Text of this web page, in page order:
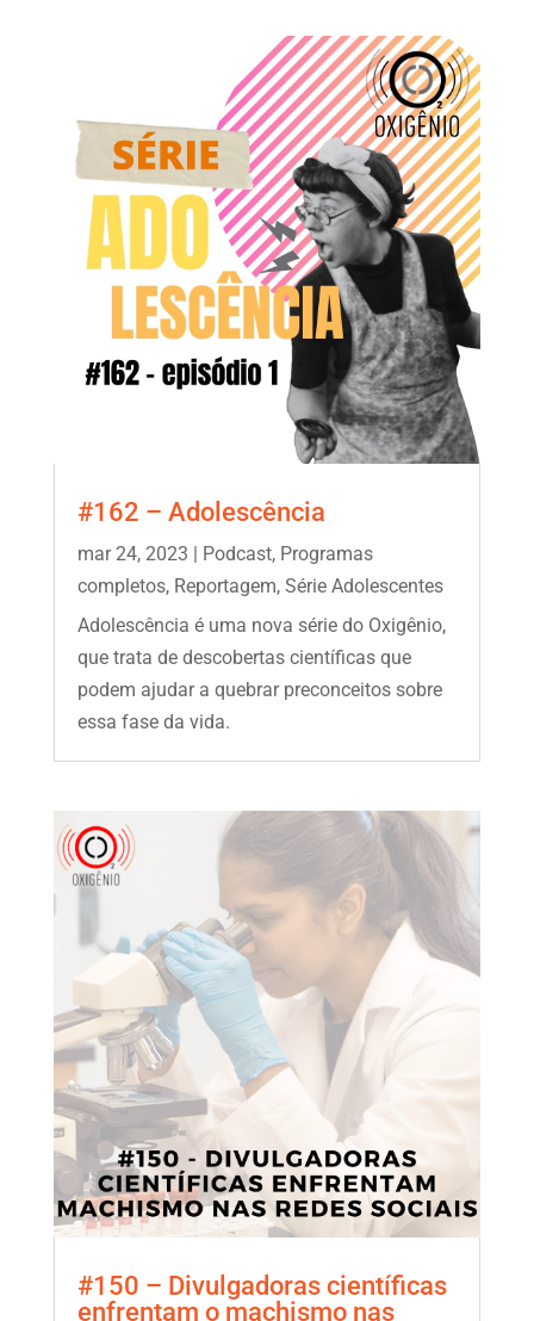
#162 – Adolescência
mar 24, 2023 | Podcast, Programas
completos, Reportagem, Série Adolescentes
Adolescência é uma nova série do Oxigênio,
que trata de descobertas científicas que
podem ajudar a quebrar preconceitos sobre
essa fase da vida.
#150 – Divulgadoras científicas
enfrentam o machismo nas